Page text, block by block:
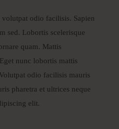
odio facilisis. Sapien
sed. Lobortis scelerisque
quam. Mattis
nunc lobortis mattis
odio facilisis mauris
pharetra et ultrices neque
elit.